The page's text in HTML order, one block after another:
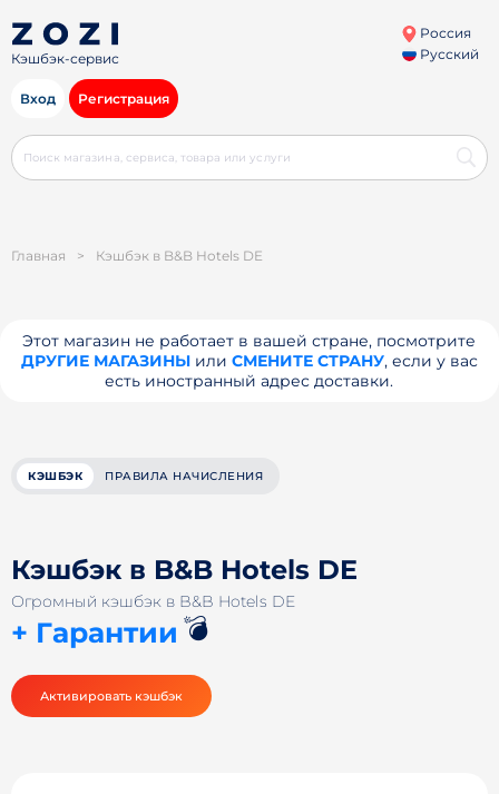
Кэшбэк-сервис
Россия
Русский
Вход Регистрация
Главная > Кэшбэк в B&B Hotels DE
Этот магазин не работает в вашей стране, посмотрите
ДРУГИЕ МАГАЗИНЫили СМЕНИТЕ СТРАНУ, если у вас
есть иностранный адрес доставки.
КЭШБЭК ПРАВИЛА НАЧИСЛЕНИЯ
Кэшбэк в B&B Hotels DE
Огромный кэшбэк в B&B Hotels DE
+ Гарантии 💣
Активировать кэшбэк